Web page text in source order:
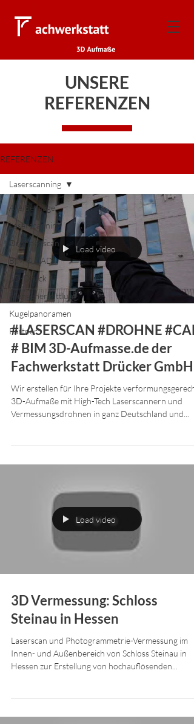
UNSERE
REFERENZEN
REFERENZEN
Alle Beiträge
Laserscanning
Drohnenscan
BIM & CAD
3D-Druck
Mengenermittlung
Kugelpanoramen
Partner
Laserscanning
Load video
#LASERSCAN #DROHNE #CAD
# BIM 3D-Aufmasse.de der
Fachwerkstatt Drücker GmbH
Wir erstellen für Ihre Projekte
3D-Aufmaße mit High-Tech Laserscannern und
Vermessungsdrohnen in ganz Deutschland und...
Load video
3D Vermessung: Schloss
Steinau in Hessen
Laserscan und Photogrammetrie-Vermessung im
Innen- und Außenbereich von Schloss Steinau in
Hessen zur Erstellung von hochauflösenden...